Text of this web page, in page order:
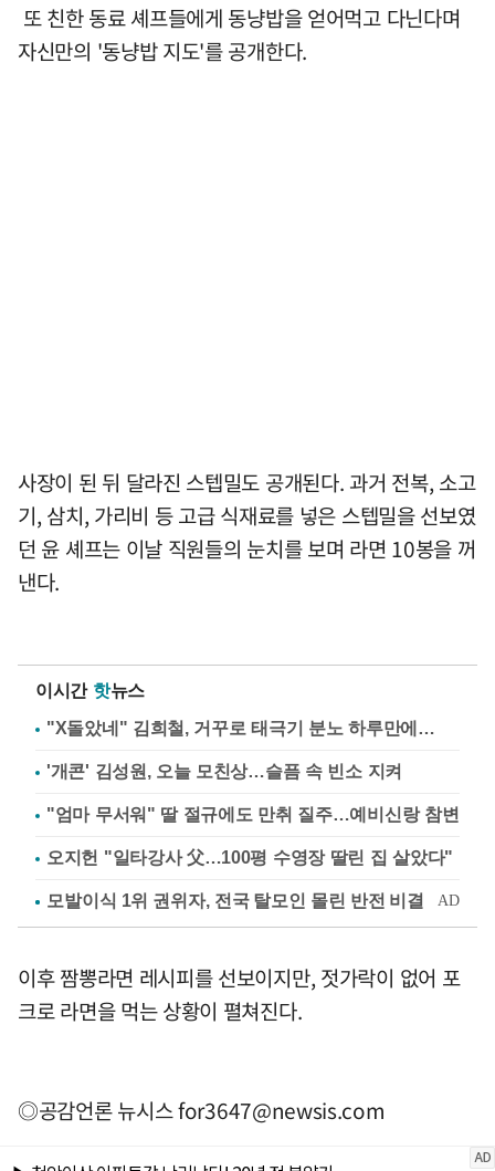
또 친한 동료 셰프들에게 동냥밥을 얻어먹고 다닌다며
자신만의 '동냥밥 지도'를 공개한다.
사장이 된 뒤 달라진 스텝밀도 공개된다. 과거 전복, 소고
기, 삼치, 가리비 등 고급 식재료를 넣은 스텝밀을 선보였
던 윤 셰프는 이날 직원들의 눈치를 보며 라면 10봉을 꺼
낸다.
이시간 핫뉴스
"X돌았네" 김희철, 거꾸로 태극기 분노 하루만에…
'개콘' 김성원, 오늘 모친상…슬픔 속 빈소 지켜
"엄마 무서워" 딸 절규에도 만취 질주…예비신랑 참변
오지헌 "일타강사 父…100평 수영장 딸린 집 살았다"
이후 짬뽕라면 레시피를 선보이지만, 젓가락이 없어 포
크로 라면을 먹는 상황이 펼쳐진다.
◎공감언론 뉴시스for3647@newsis.com